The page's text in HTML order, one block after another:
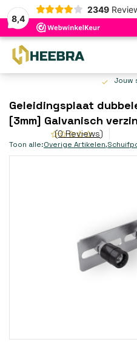
8,4
2349
Jouw
Geleidingsplaat
[3mm] Galvanisch
(0 Reviews)
Toon alle:Overige Artikelen,